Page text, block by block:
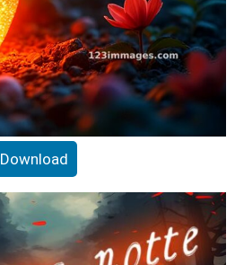
Download